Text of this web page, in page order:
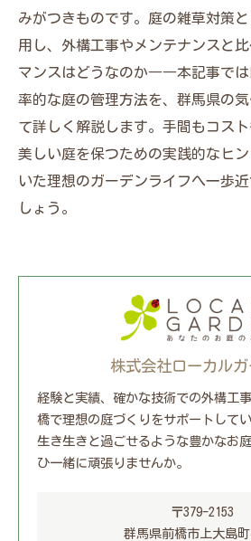
みがつきものです。庭の雑草対策
用し、外構工事やメンテナンスと
マンスはどうなのか――本記事では
率的な庭の管理方法を、群馬県の
て詳しく解説します。手間もコス
美しい庭を保つための実践的なヒ
いた理想のガーデンライフへ一歩
しょう。
株式会社ローカルガ
経験と実績、確かな技術での外構工
橋で理想の庭づくりをサポートして
生き生きと過ごせるような豊かなお
ひ一緒に頑張りませんか。
〒379-2153
群馬県前橋市上大島